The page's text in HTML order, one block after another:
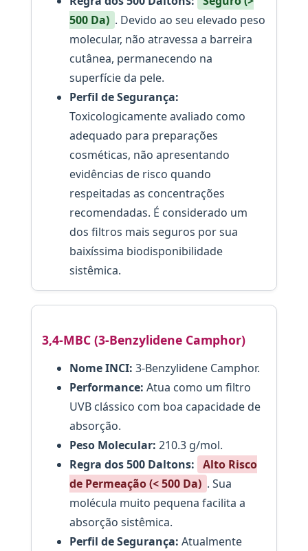
500 Da) . Devido ao seu elevado peso
molecular, não atravessa a barreira
cutânea, permanecendo na
superfície da pele.
Perfil de Segurança:
Toxicologicamente avaliado como
adequado para preparações
cosméticas, não apresentando
evidências de risco quando
respeitadas as concentrações
recomendadas. É considerado um
dos filtros mais seguros por sua
baixíssima biodisponibilidade
sistêmica.
3,4-MBC (3-Benzylidene Camphor)
Nome INCI: 3-Benzylidene Camphor.
Performance: Atua como um filtro
UVB clássico com boa capacidade de
absorção.
Peso Molecular: 210.3 g/mol.
Regra dos 500 Daltons: Alto Risco
de Permeação (< 500 Da) . Sua
molécula muito pequena facilita a
absorção sistêmica.
Perfil de Segurança: Atualmente